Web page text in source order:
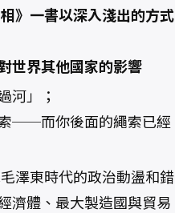
》一書以深入淺出的方式
世界其他國家的影響
河」；
──而你後面的繩索已經
澤東時代的政治動盪和錯
濟體、最大製造國與貿易